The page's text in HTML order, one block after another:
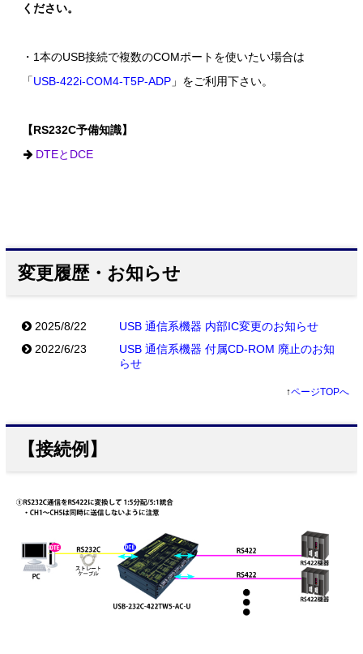
ください。
・1本のUSB接続で複数のCOMポートを使いたい場合は
「 USB-422i-COM4-T5P-ADP」をご利用下さい。
【RS232C予備知識】
DTEとDCE
変更履歴・お知らせ
2025/8/22
USB 通信系機器 内部IC変更のお知らせ
2022/6/23
USB 通信系機器 付属CD-ROM 廃止のお知
らせ
↑ページTOPへ
【接続例】